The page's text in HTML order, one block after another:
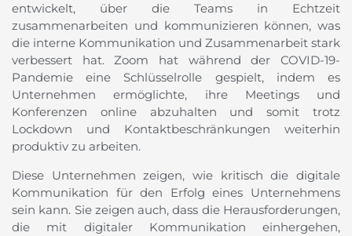
entwickelt, über die Teams in Echtzeit
zusammenarbeiten und kommunizieren können, was
die interne Kommunikation und Zusammenarbeit stark
verbessert hat. Zoom hat während der COVID-19-
Pandemie eine Schlüsselrolle gespielt, indem es
Unternehmen ermöglichte, ihre Meetings und
Konferenzen online abzuhalten und somit trotz
Lockdown und Kontaktbeschränkungen weiterhin
produktiv zu arbeiten.
Diese Unternehmen zeigen, wie kritisch die digitale
Kommunikation für den Erfolg eines Unternehmens
sein kann. Sie zeigen auch, dass die Herausforderungen,
die mit digitaler Kommunikation einhergehen,